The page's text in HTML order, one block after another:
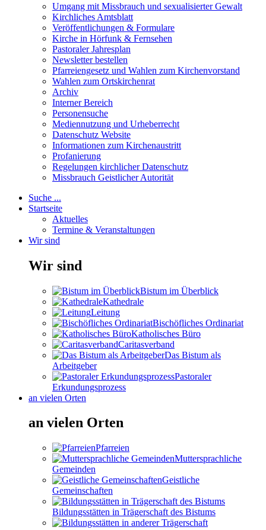
Umgang mit Missbrauch und sexualisierter Gewalt
Kirchliches Amtsblatt
Veröffentlichungen & Formulare
Kirche in Hörfunk & Fernsehen
Pastoraler Jahresplan
Newsletter bestellen
Pfarreiengesetz und Wahlen zum Kirchenvorstand
Wahlen zum Ortskirchenrat
Archiv
Interner Bereich
Personensuche
Mediennutzung und Urheberrecht
Datenschutz Website
Informationen zum Kirchenaustritt
Profanierung
Regelungen kirchlicher Datenschutz
Missbrauch Geistlicher Autorität
Suche ...
Startseite
Aktuelles
Termine & Veranstaltungen
Wir sind
Wir sind
Bistum im Überblick
Kathedrale
Leitung
Bischöfliches Ordinariat
Katholisches Büro
Caritasverband
Das Bistum als
Arbeitgeber
Pastoraler
Erkundungsprozess
an vielen Orten
an vielen Orten
Pfarreien
Muttersprachliche
Gemeinden
Geistliche
Gemeinschaften
Bildungsstätten in Trägerschaft des Bistums